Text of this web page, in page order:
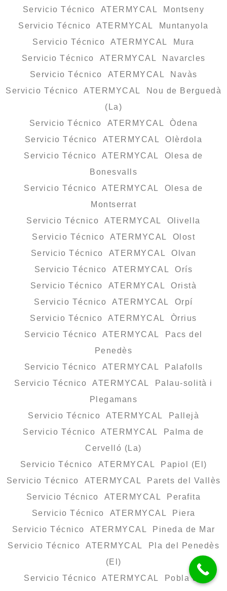
Servicio Técnico ATERMYCAL Montseny
Servicio Técnico ATERMYCAL Muntanyola
Servicio Técnico ATERMYCAL Mura
Servicio Técnico ATERMYCAL Navarcles
Servicio Técnico ATERMYCAL Navàs
Servicio Técnico ATERMYCAL Nou de Berguedà
(La)
Servicio Técnico ATERMYCAL Òdena
Servicio Técnico ATERMYCAL Olèrdola
Servicio Técnico ATERMYCAL Olesa de
Bonesvalls
Servicio Técnico ATERMYCAL Olesa de
Montserrat
Servicio Técnico ATERMYCAL Olivella
Servicio Técnico ATERMYCAL Olost
Servicio Técnico ATERMYCAL Olvan
Servicio Técnico ATERMYCAL Orís
Servicio Técnico ATERMYCAL Oristà
Servicio Técnico ATERMYCAL Orpí
Servicio Técnico ATERMYCAL Òrrius
Servicio Técnico ATERMYCAL Pacs del
Penedès
Servicio Técnico ATERMYCAL Palafolls
Servicio Técnico ATERMYCAL Palau-solità i
Plegamans
Servicio Técnico ATERMYCAL Pallejà
Servicio Técnico ATERMYCAL Palma de
Cervelló (La)
Servicio Técnico ATERMYCAL Papiol (El)
Servicio Técnico ATERMYCAL Parets del Vallès
Servicio Técnico ATERMYCAL Perafita
Servicio Técnico ATERMYCAL Piera
Servicio Técnico ATERMYCAL Pineda de Mar
Servicio Técnico ATERMYCAL Pla del Penedès
(El)
Servicio Técnico ATERMYCAL Pobla de